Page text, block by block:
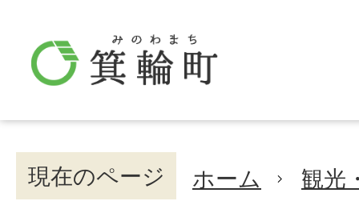
現在のページ ホーム 観光